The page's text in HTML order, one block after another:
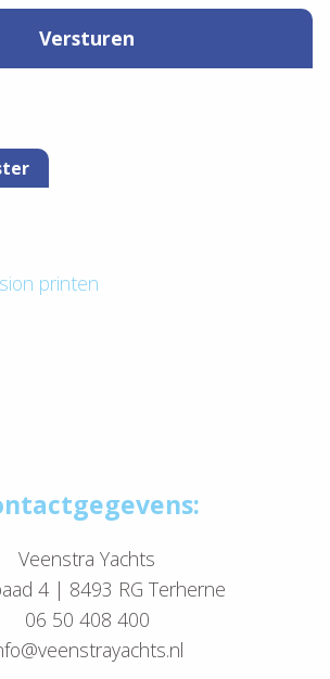
printen
Veenstra Yachts
4 | 8493 RG Terherne
06 50 408 400